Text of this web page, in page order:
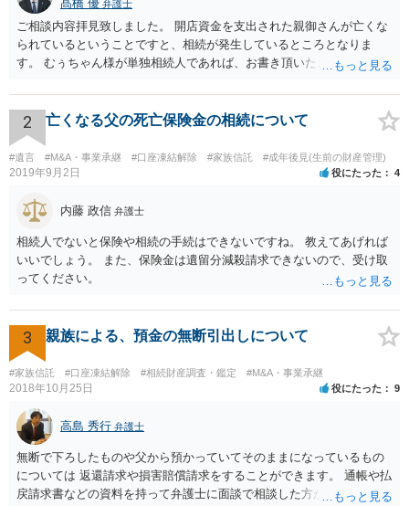
髙橋 優 弁護士
ご相談内容拝見致しました。 開店資金を支出された親御さんが亡くな
られているということですと、相続が発生しているところとなりま
す。 むぅちゃん様が単独相続人であれば、お書き頂いたような方法で
相続人おられるということであれば、他の相続人との協議が必要とな
るところです。 また、当該点とは別にご主人から貸付ではなく贈与で
あると主張される可能性がございます。 その場合には、貸付であるこ
とを伺わせる事情をどれだけ積み重ねることが出来るか、というとこ
ろとなります。 返済の事実や、返済を約束するメール等です。 金額の
おく方が宜しいかと思います。 緊急という訳ではないかと思います
目に弁護士を入れられることを御検討頂くと良いかと思います。
2 亡くなる父の死亡保険金の相続について
#遺言 #M&A・事業承継 #口座凍結解除 #家族信託 #成年後見(生前の財産管理)
2019年9月2日 役にたった 4
内藤 政信 弁護士
相続人でないと保険や相続の手続はできないですね。 教えてあげれば
いいでしょう。 また、保険金は遺留分減殺請求できないので、受け取
ってください。
3 親族による、預金の無断引出しについて
#家族信託 #口座凍結解除 #相続財産調査・鑑定 #M&A・事業承継
2018年10月25日 役にたった 9
高島 秀行 弁護士
無断で下ろしたものや父から預かっていてそのままになっているもの
については 返還請求や損害賠償請求をすることができます。 通帳や払
戻請求書などの資料を持って弁護士に面談で相談した方がよいと思い